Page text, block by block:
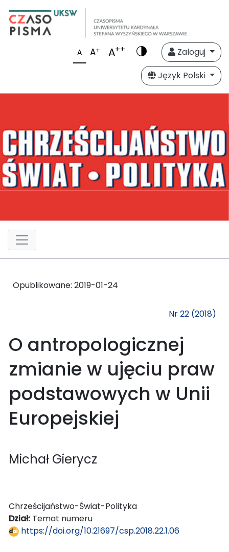
A A+ A++
Zaloguj
Język Polski
Opublikowane: 2019-01-24
Nr 22 (2018)
O antropologicznej
zmianie w ujęciu praw
podstawowych w Unii
Europejskiej
Michał Gierycz
Chrześcijaństwo-Świat-Polityka
Dział: Temat numeru
https://doi.org/10.21697/csp.2018.22.1.06